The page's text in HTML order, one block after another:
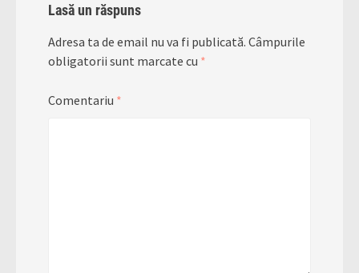
Lasă un răspuns
Adresa ta de email nu va fi publicată. Câmpurile
obligatorii sunt marcate cu *
Comentariu *